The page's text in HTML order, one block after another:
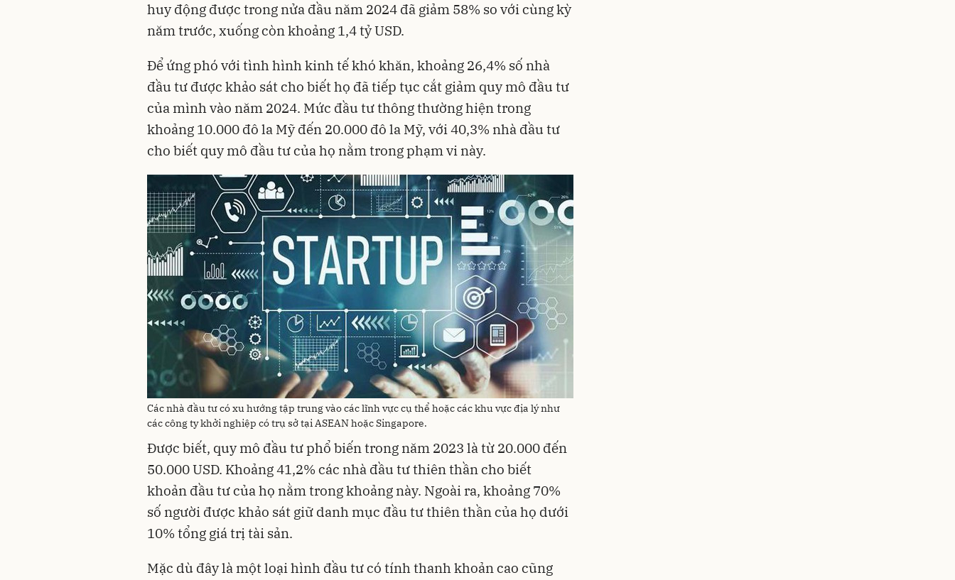
huy động được trong nửa đầu năm 2024 đã giảm 58% so với cùng kỳ
năm trước, xuống còn khoảng 1,4 tỷ USD.
Để ứng phó với tình hình kinh tế khó khăn, khoảng 26,4% số nhà
đầu tư được khảo sát cho biết họ đã tiếp tục cắt giảm quy mô đầu tư
của mình vào năm 2024. Mức đầu tư thông thường hiện trong
khoảng 10.000 đô la Mỹ đến 20.000 đô la Mỹ, với 40,3% nhà đầu tư
cho biết quy mô đầu tư của họ nằm trong phạm vi này.
Các nhà đầu tư có xu hướng tập trung vào các lĩnh vực cụ thể hoặc các khu vực địa lý như
các công ty khởi nghiệp có trụ sở tại ASEAN hoặc Singapore.
Được biết, quy mô đầu tư phổ biến trong năm 2023 là từ 20.000 đến
50.000 USD. Khoảng 41,2% các nhà đầu tư thiên thần cho biết
khoản đầu tư của họ nằm trong khoảng này. Ngoài ra, khoảng 70%
số người được khảo sát giữ danh mục đầu tư thiên thần của họ dưới
10% tổng giá trị tài sản.
Mặc dù đây là một loại hình đầu tư có tính thanh khoản cao cũng